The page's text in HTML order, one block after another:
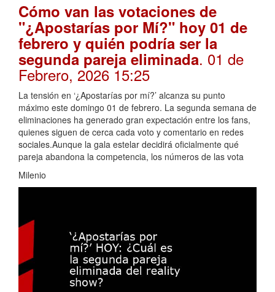
Cómo van las votaciones de
"¿Apostarías por Mí?" hoy 01 de
febrero y quién podría ser la
segunda pareja eliminada. 01 de
Febrero, 2026 15:25
La tensión en ‘¿Apostarías por mí?’ alcanza su punto
máximo este domingo 01 de febrero. La segunda semana de
eliminaciones ha generado gran expectación entre los fans,
quienes siguen de cerca cada voto y comentario en redes
sociales.Aunque la gala estelar decidirá oficialmente qué
pareja abandona la competencia, los números de las vota
Milenio